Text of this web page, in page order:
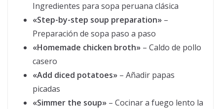
Ingredientes para sopa peruana clásica
«Step-by-step soup preparation» –
Preparación de sopa paso a paso
«Homemade chicken broth» – Caldo de pollo
casero
«Add diced potatoes» – Añadir papas
picadas
«Simmer the soup» – Cocinar a fuego lento la